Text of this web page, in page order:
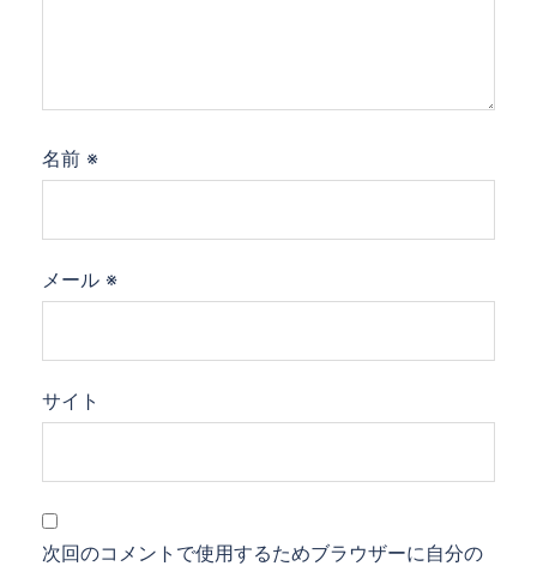
名前 ※
メール ※
サイト
次回のコメントで使用するためブラウザーに自分の